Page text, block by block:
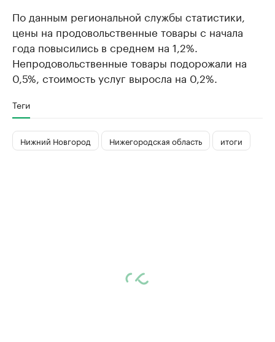
По данным региональной службы статистики,
цены на продовольственные товары с начала
года повысились в среднем на 1,2%.
Непродовольственные товары подорожали на
0,5%, стоимость услуг выросла на 0,2%.
Теги
Нижний Новгород Нижегородская область итоги